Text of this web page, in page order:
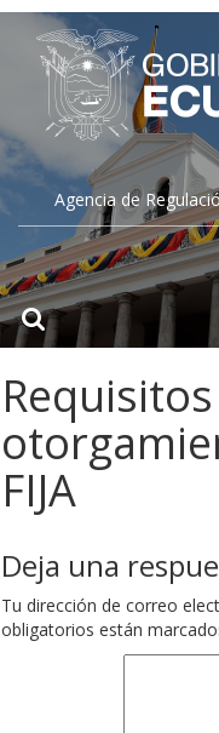
Agencia de
Requisitos
FIJA
Deja una
Tu dirección de correo
obligatorios están